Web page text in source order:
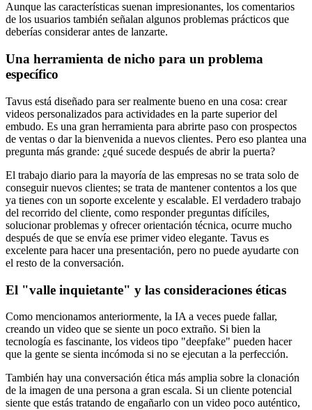
Aunque las características suenan impresionantes, los comentarios
de los usuarios también señalan algunos problemas prácticos que
deberías considerar antes de lanzarte.
Una herramienta de nicho para un problema
específico
Tavus está diseñado para ser realmente bueno en una cosa: crear
videos personalizados para actividades en la parte superior del
embudo. Es una gran herramienta para abrirte paso con prospectos
de ventas o dar la bienvenida a nuevos clientes. Pero eso plantea una
pregunta más grande: ¿qué sucede después de abrir la puerta?
El trabajo diario para la mayoría de las empresas no se trata solo de
conseguir nuevos clientes; se trata de mantener contentos a los que
ya tienes con un soporte excelente y escalable. El verdadero trabajo
del recorrido del cliente, como responder preguntas difíciles,
solucionar problemas y ofrecer orientación técnica, ocurre mucho
después de que se envía ese primer video elegante. Tavus es
excelente para hacer una presentación, pero no puede ayudarte con
el resto de la conversación.
El "valle inquietante" y las consideraciones éticas
Como mencionamos anteriormente, la IA a veces puede fallar,
creando un video que se siente un poco extraño. Si bien la
tecnología es fascinante, los videos tipo "deepfake" pueden hacer
que la gente se sienta incómoda si no se ejecutan a la perfección.
También hay una conversación ética más amplia sobre la clonación
de la imagen de una persona a gran escala. Si un cliente potencial
siente que estás tratando de engañarlo con un video poco auténtico,